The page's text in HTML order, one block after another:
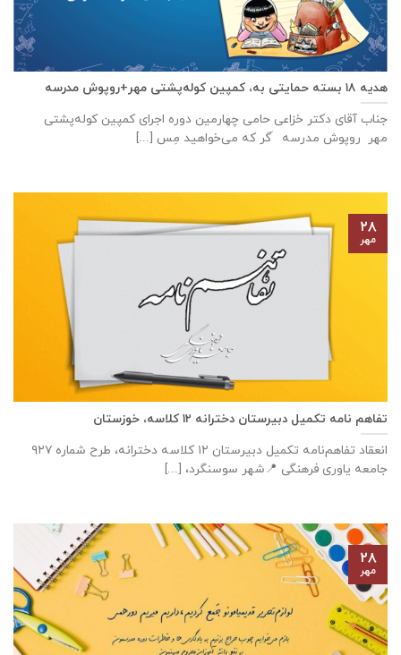
هدیه ۱۸ بسته حمایتی به، کمپین کوله‌پشتی مهر+روپوش مدرسه
جناب آقای دکتر خزاعی حامی چهارمین دوره اجرای کمپین کوله‌پشتی
مهر روپوش مدرسه َگر که می‌خواهید مِس [...]
تفاهم نامه تکمیل دبیرستان دخترانه ۱۲ کلاسه، خوزستان
انعقاد تفاهم‌نامه تكميل دبيرستان ١٢ كلاسه دخترانه، طرح شماره ٩٢٧
جامعه ياوری فرهنگی 📍شهر سوسنگرد، [...]
۲۸
مهر
۲۸
مهر